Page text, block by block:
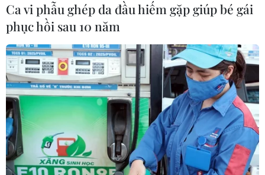
Lập kênh TikTok khởi nghiệp, lừa
đảo chiếm đoạt 15 tỷ đồng
05/08/2026 11:36
Đắk Lắk: Án phạt nghiêm minh với
đối tượng phá hoại đoàn kết dân tộc
05/08/2026 09:58
Ca vi phẫu ghép da đầu hiếm gặp giúp bé gái
phục hồi sau 10 năm